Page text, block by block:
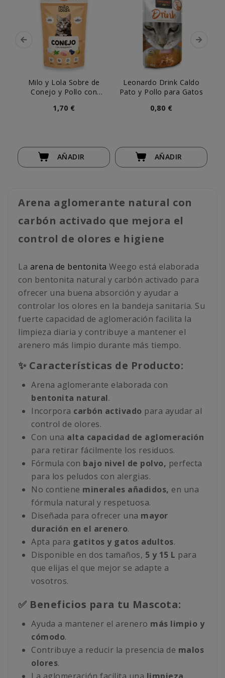
Milo y Lola Sobre de
Conejo y Pollo con
1,70 €
AÑADIR
Leonardo Drink Caldo
Pato y Pollo para Gatos
0,80 €
AÑADIR
Arena aglomerante natural con
carbón activado que mejora el
control de olores e higiene
La arena de bentonita Weego está elaborada
con bentonita natural y carbón activado para
ofrecer una buena absorción y ayudar a
controlar los olores en la bandeja sanitaria. Su
fuerte capacidad de aglomeración facilita la
limpieza diaria y contribuye a mantener el
arenero más limpio durante más tiempo.
✨ Características de Producto:
Arena aglomerante elaborada con
bentonita natural.
Incorpora carbón activado para ayudar al
control de olores.
Con una alta capacidad de aglomeración
para retirar fácilmente los residuos.
Fórmula con bajo nivel de polvo, perfecta
para los peludos con alergias.
No contiene minerales añadidos, en una
fórmula natural y respetuosa.
Diseñada para ofrecer una mayor
duración en el arenero.
Apta para gatitos y gatos adultos.
Disponible en dos tamaños, 5 y 15 L para
que elijas el que mejor se adapte a
vosotros.
✅ Beneficios para tu Mascota:
Ayuda a mantener el arenero más limpio y
cómodo.
Contribuye a reducir la presencia de malos
olores.